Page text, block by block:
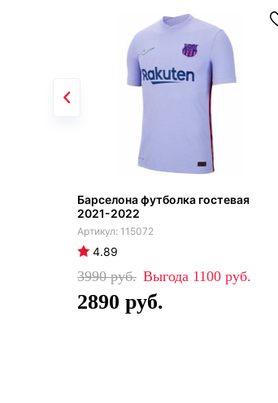
Барселона футболка гостевая
2021-2022
115072
4.89
3990 1100
2890